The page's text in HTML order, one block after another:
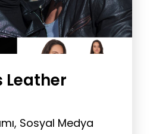
Leather
Sosyal Medya